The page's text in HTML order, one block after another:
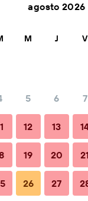
precio por noche
agosto 2026
M J V
5 6 7
12 13
19 20 21
26 27